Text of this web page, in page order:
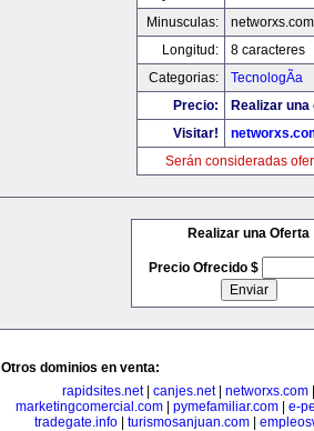
Minusculas:
networxs.com
Longitud:
8 caracteres
Categorias:
TecnologÃ­a
Precio:
Realizar
Visitar!
Serán consideradas
Realizar una Oferta
Precio Ofrecido $
Otros dominios en venta:
rapidsites.net| canjes.net| networxs.com
marketingcomercial.com| pymefamiliar.com| e-
tradegate.info| turismosanjuan.com|